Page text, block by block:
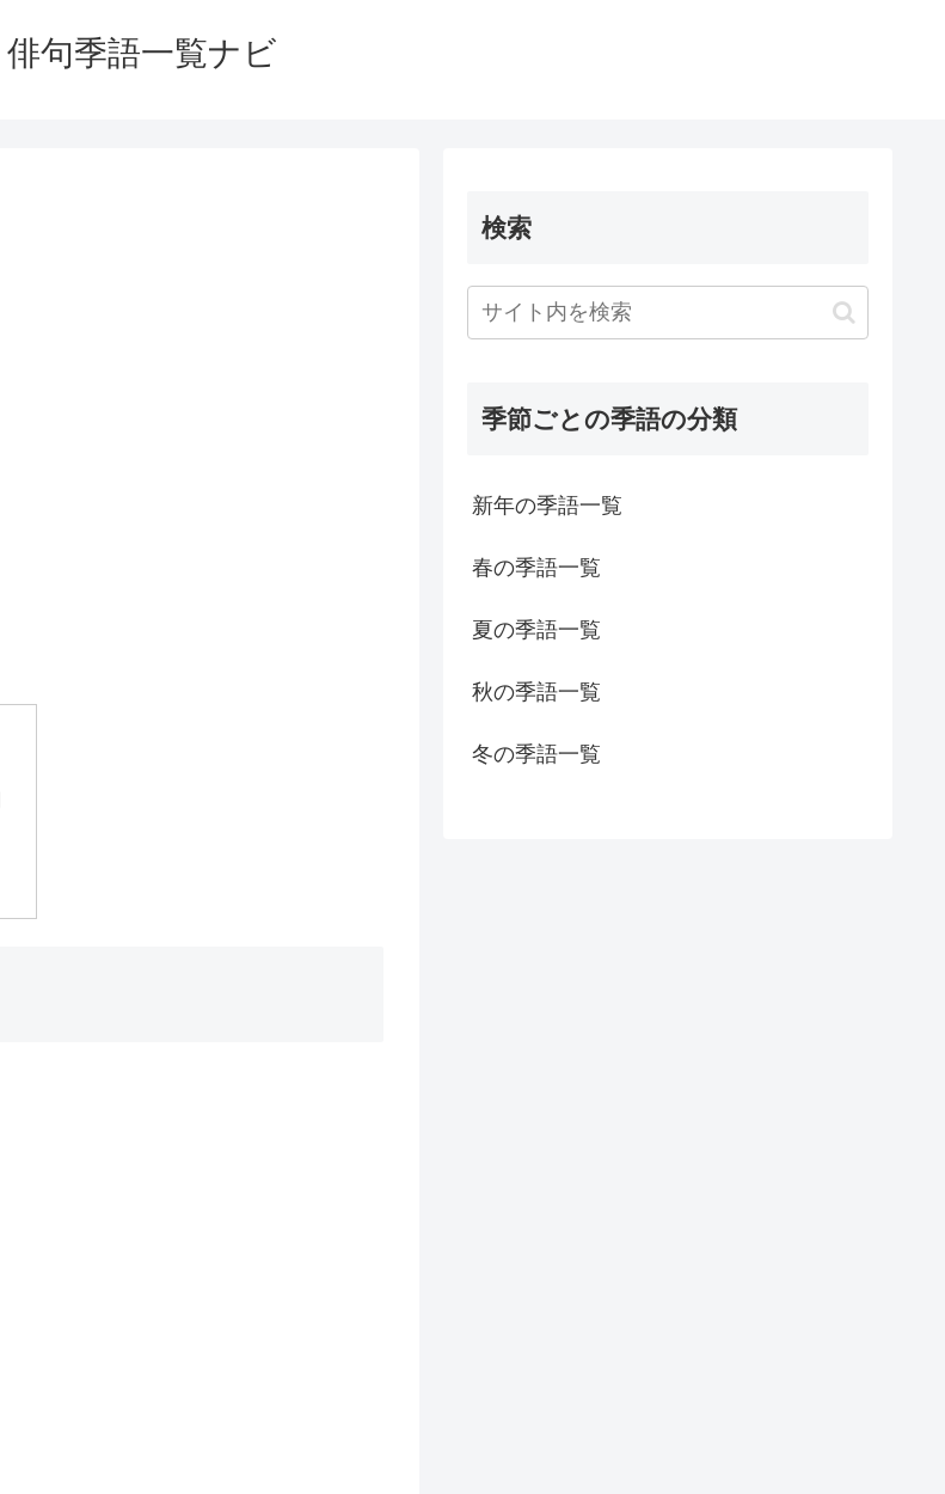
俳句季語一覧ナビ
検索
季節ごとの季語の分類
新年の季語一覧
春の季語一覧
夏の季語一覧
秋の季語一覧
冬の季語一覧